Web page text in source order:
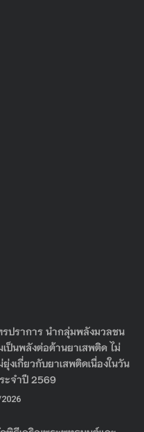
ปราการ นำกลุ่มพลังมวลชน
ป็นพลังต่อต้านยาเสพติด ไม่
งเกี่ยวกับยาเสพติดเนื่องในวัน
ะจำปี 2569